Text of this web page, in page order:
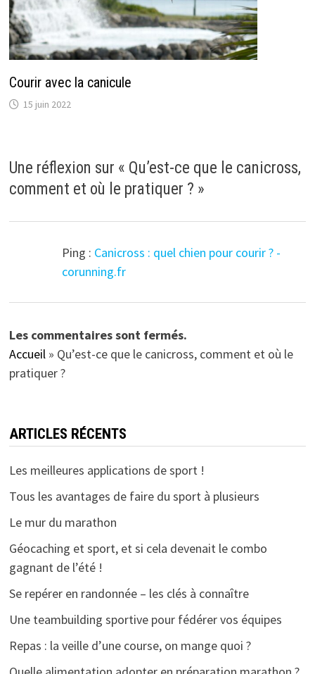
Courir avec la canicule
15 juin 2022
Une réflexion sur « Qu’est-ce que le canicross,
comment et où le pratiquer ? »
Ping : Canicross : quel chien pour courir ? -
corunning.fr
Les commentaires sont fermés.
Accueil » Qu’est-ce que le canicross, comment et où le
pratiquer ?
ARTICLES RÉCENTS
Les meilleures applications de sport !
Tous les avantages de faire du sport à plusieurs
Le mur du marathon
Géocaching et sport, et si cela devenait le combo
gagnant de l’été !
Se repérer en randonnée – les clés à connaître
Une teambuilding sportive pour fédérer vos équipes
Repas : la veille d’une course, on mange quoi ?